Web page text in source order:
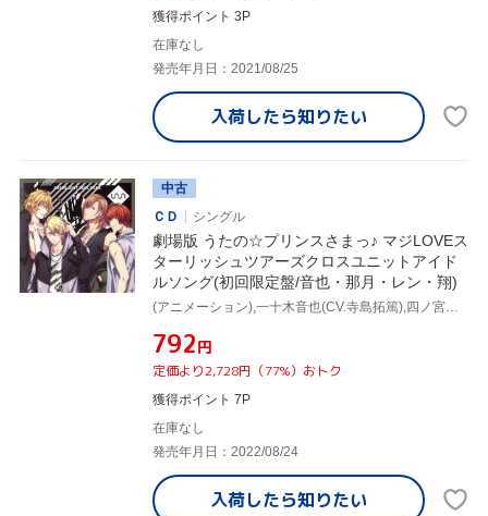
獲得ポイント 3P
在庫なし
発売年月日：2021/08/25
入荷したら知りたい
中古
ＣＤ
シングル
劇場版 うたの☆プリンスさまっ♪ マジLOVEス
ターリッシュツアーズクロスユニットアイド
ルソング(初回限定盤/音也・那月・レン・翔)
(アニメーション),一十木音也(CV.寺島拓篤),四ノ宮那月(CV.谷山紀章),神宮寺レン(CV.諏訪部順一),来栖翔(CV.下野紘),聖川真斗(CV.鈴村健一),一ノ瀬トキヤ(CV.宮野真守),愛島セシル(CV.鳥海浩輔)
¥792円
定価より2,728円（77%）おトク
獲得ポイント 7P
在庫なし
発売年月日：2022/08/24
入荷したら知りたい